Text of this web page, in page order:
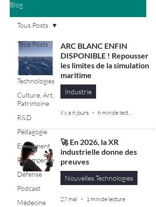
Blog
Tous Posts
Industrie
Nouvelles
Technologies
Culture, Art,
Patrimoine
R&D
Pédagogie
Evènement
Récompense
Défense
Podcast
Médecine
Tous Posts
ARC BLANC ENFIN
DISPONIBLE ! Repousser
les limites de la simulation
maritime
Industrie
il y a 6 jours 6 min de lecture
🚀 En 2026, la XR
industrielle donne des
preuves
Nouvelles Technologies
27 mai 1 min de lecture